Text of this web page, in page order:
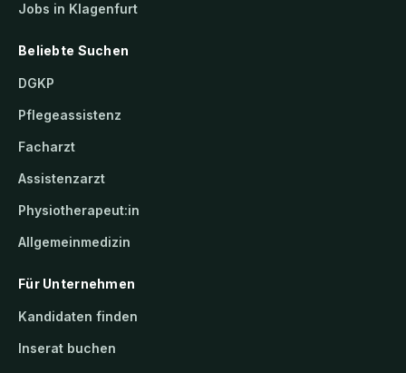
Jobs in Klagenfurt
Beliebte Suchen
DGKP
Pflegeassistenz
Facharzt
Assistenzarzt
Physiotherapeut:in
Allgemeinmedizin
Für Unternehmen
Kandidaten finden
Inserat buchen